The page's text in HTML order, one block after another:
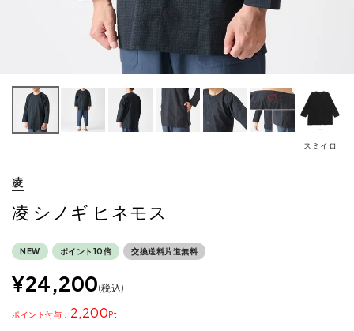
スミイロ
凌
凌 シノギ ヒネモス
NEW ポイント10倍 交換送料片道無料
¥24,200 税込
2,200
ポイント